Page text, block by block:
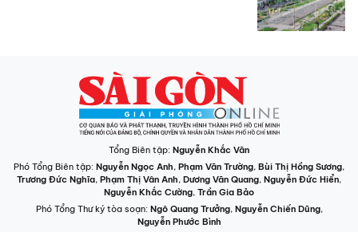
Tổng Biên tập: Nguyễn Khắc Văn
Phó Tổng Biên tập: Nguyễn Ngọc Anh, Phạm Văn Trường, Bùi Thị Hồng Sương,
Trương Đức Nghĩa, Phạm Thị Vân Anh, Dương Văn Quang, Nguyễn Đức Hiển,
Nguyễn Khắc Cường, Trần Gia Bảo
Phó Tổng Thư ký tòa soạn: Ngô Quang Trưởng, Nguyễn Chiến Dũng,
Nguyễn Phước Bình